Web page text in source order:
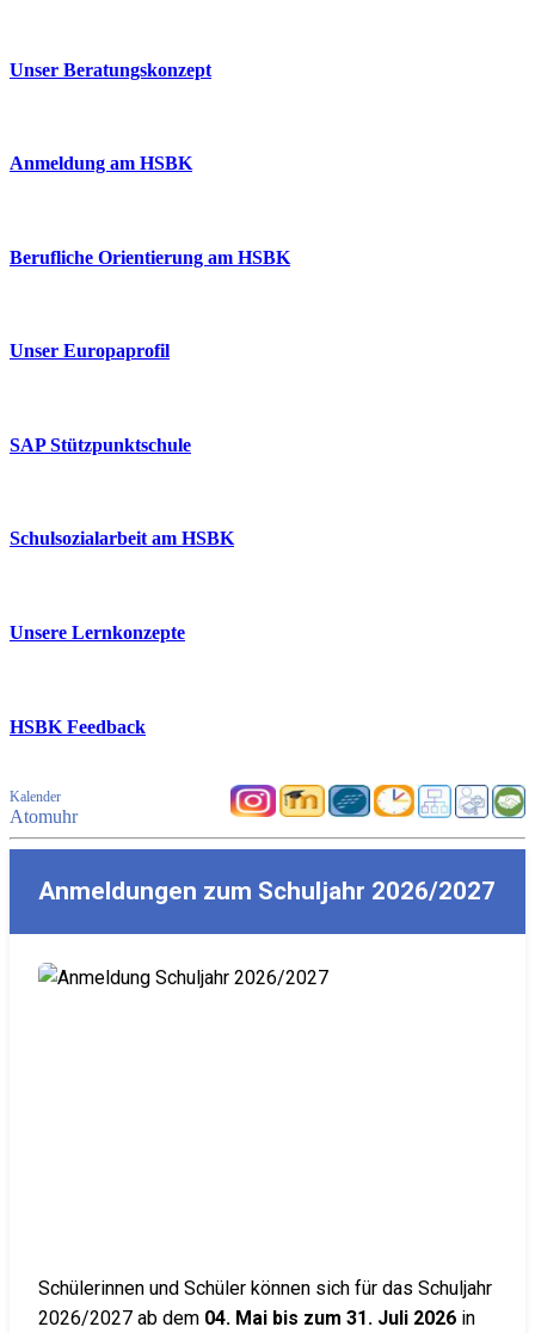
Unser Beratungskonzept
Anmeldung am HSBK
Berufliche Orientierung am HSBK
Unser Europaprofil
SAP Stützpunktschule
Schulsozialarbeit am HSBK
Unsere Lernkonzepte
HSBK Feedback
Kalender
Atomuhr
Anmeldungen zum Schuljahr 2026/2027
Schülerinnen und Schüler können sich für das Schuljahr
2026/2027 ab dem 04. Mai bis zum 31. Juli 2026 in